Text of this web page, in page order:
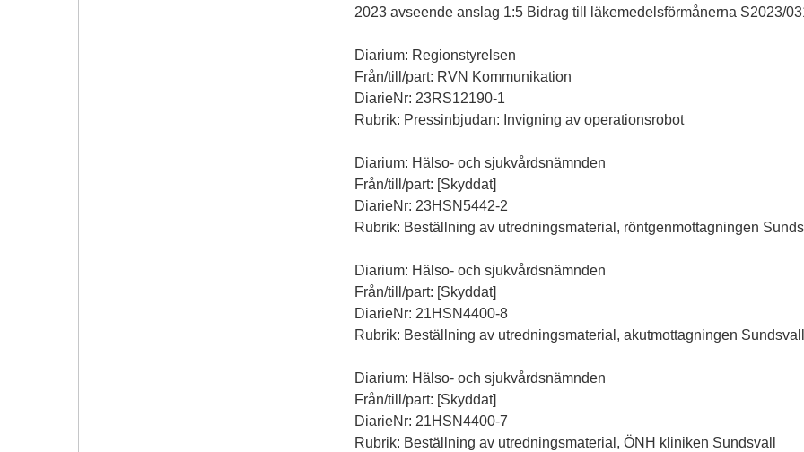
2023 avseende anslag 1:5 Bidrag till läkemedelsförmånerna S2023/
Diarium: Regionstyrelsen
Från/till/part: RVN Kommunikation
DiarieNr: 23RS12190-1
Rubrik: Pressinbjudan: Invigning av operationsrobot
Diarium: Hälso- och sjukvårdsnämnden
Från/till/part: [Skyddat]
DiarieNr: 23HSN5442-2
Rubrik: Beställning av utredningsmaterial, röntgenmottagningen
Diarium: Hälso- och sjukvårdsnämnden
Från/till/part: [Skyddat]
DiarieNr: 21HSN4400-8
Rubrik: Beställning av utredningsmaterial, akutmottagningen Sundsvall
Diarium: Hälso- och sjukvårdsnämnden
Från/till/part: [Skyddat]
DiarieNr: 21HSN4400-7
Rubrik: Beställning av utredningsmaterial, ÖNH kliniken Sundsvall